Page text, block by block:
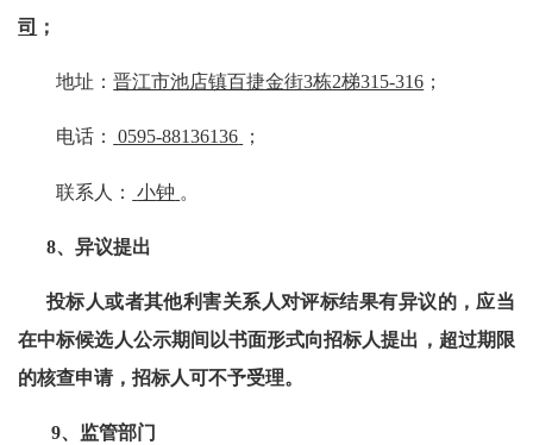
司
；
地址：晋江市池店镇百捷金街3栋2梯315-316 ；
电话： 0595-88136136 ；
联系人： 小钟 。
8、异议提出
投标人或者其他利害关系人对评标结果有异议的，应当
在中标候选人公示期间以书面形式向招标人提出，超过期限
的核查申请，招标人可不予受理。
9、 监管部门